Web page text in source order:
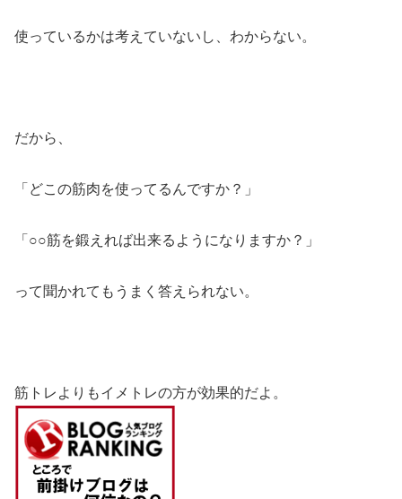
使っているかは考えていないし、わからない。
だから、
「どこの筋肉を使ってるんですか？」
「○○筋を鍛えれば出来るようになりますか？」
って聞かれてもうまく答えられない。
筋トレよりもイメトレの方が効果的だよ。